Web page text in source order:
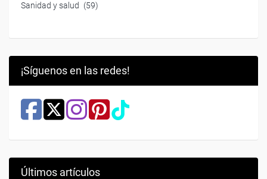
Sanidad y salud (59)
¡Síguenos en las redes!
Últimos artículos